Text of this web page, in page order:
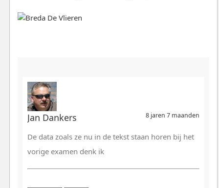
Jan Dankers 8 jaren 7 maanden
De data zoals ze nu in de tekst staan horen bij het
vorige examen denk ik